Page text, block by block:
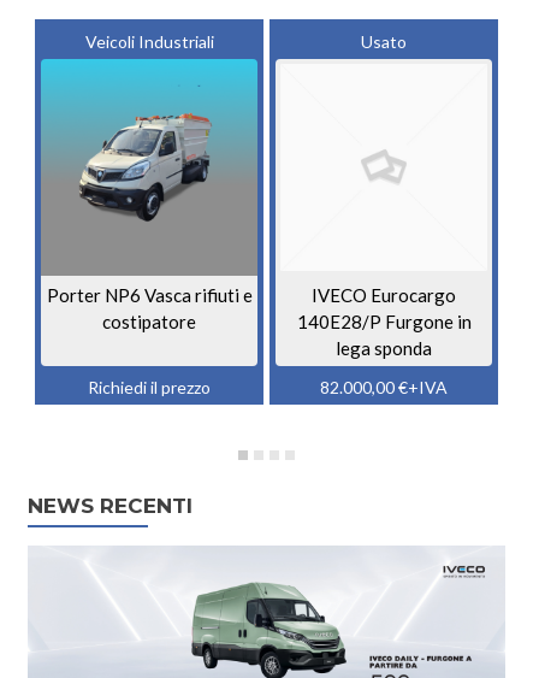
Veicoli Industriali
Porter NP6 Vasca rifiuti e
costipatore
Richiedi il prezzo
Usato
IVECO Eurocargo
140E28/P Furgone in
lega sponda
82.000,00€+IVA
NEWS RECENTI